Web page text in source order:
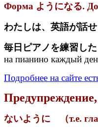
Форма ようになる.
わたしは、英語が話
毎日ピアノを練習した
на пианино каждый
Подробнее на сайте
ないように （т.е.